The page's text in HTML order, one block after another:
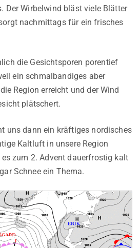
Der Wirbelwind bläst viele Blätter
nachmittags für ein frisches
die Gesichtsporen porentief
ein schmalbandiges aber
Region erreicht und der Wind
plätschert.
uns dann ein kräftiges nordisches
Kaltluft in unsere Region
zum 2. Advent dauerfrostig kalt
Schnee ein Thema.